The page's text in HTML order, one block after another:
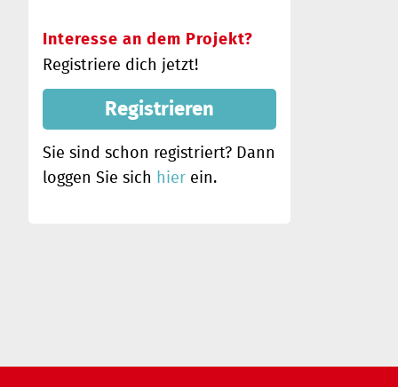
Interesse an dem Projekt?
Registriere dich jetzt!
Registrieren
Sie sind schon registriert? Dann
loggen Sie sich hier ein.